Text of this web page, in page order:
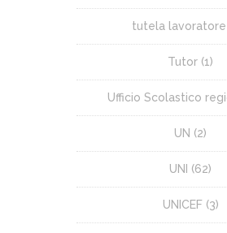
tutela lavoratore
Tutor (1)
Ufficio Scolastico
UN (2)
UNI (62)
UNICEF(3)